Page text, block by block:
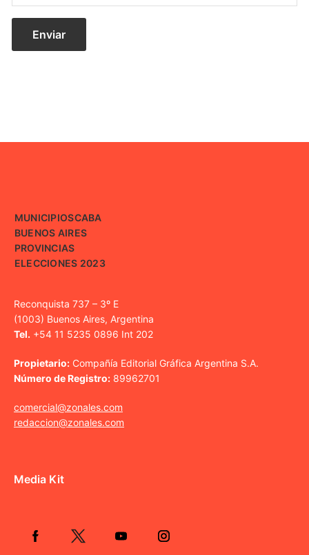
MUNICIPIOSCABA
BUENOS AIRES
PROVINCIAS
ELECCIONES 2023
Reconquista 737 – 3º E
(1003) Buenos Aires, Argentina
Tel. +54 11 5235 0896 Int 202
Propietario: Compañía Editorial Gráfica Argentina S.A.
Número de Registro: 89962701
comercial@zonales.com
redaccion@zonales.com
Media Kit